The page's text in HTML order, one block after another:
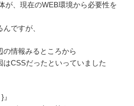
が、現在のWEB環境から必要性を
ですが、
の情報みるところから
はCSSだったといっていました